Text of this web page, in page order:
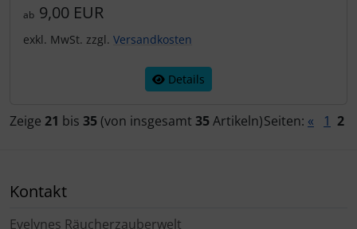
ab 9,00 EUR
exkl. MwSt. zzgl. Versandkosten
Details
Zeige 21 bis 35 (von insgesamt 35Artikeln)Seiten: « 1 2
Kontakt
Evelynes Räucherzauberwelt